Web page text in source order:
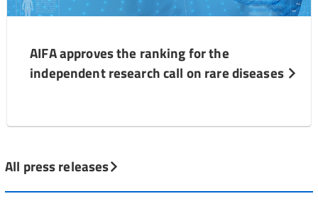
AIFA approves the ranking for the
independent research call on rare diseases
All press releases